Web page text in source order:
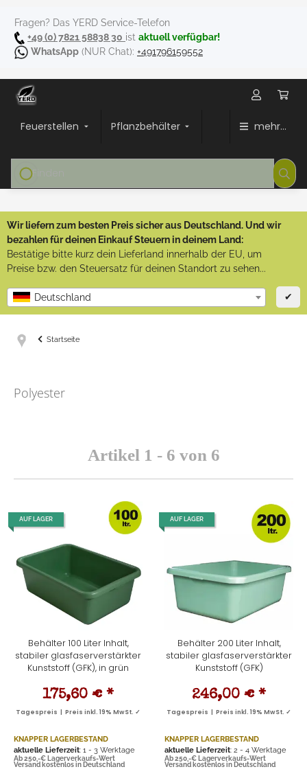
Fragen? Das YERD Service-Telefon
+49 (0) 7821 58838 30 ist aktuell verfügbar!
WhatsApp (NUR Chat): +491796159552
Feuerstellen Pflanzbehälter mehr...
Wir liefern zum besten Preis sicher aus Deutschland. Und wir
bezahlen für deinen Einkauf Steuern in deinem Land:
Bestätige bitte kurz dein Lieferland innerhalb der EU, um
Preise bzw. den Steuersatz für deinen Standort zu sehen...
Deutschland ✔
Startseite
Polyester
Artikel 1 - 6 von 6
AUF LAGER
Behälter 100 Liter Inhalt,
stabiler glasfaserverstärkter
Kunststoff (GFK), in grün
175,60 € *
Tagespreis | Preis inkl. 19% MwSt. ✓
KNAPPER LAGERBESTAND
aktuelle Lieferzeit: 1 - 3 Werktage
Ab 250,-€ Lagerverkaufs-Wert
Versand kostenlos in Deutschland
AUF LAGER
Behälter 200 Liter Inhalt,
stabiler glasfaserverstärkter
Kunststoff (GFK)
246,00 € *
Tagespreis | Preis inkl. 19% MwSt. ✓
KNAPPER LAGERBESTAND
aktuelle Lieferzeit: 2 - 4 Werktage
Ab 250,-€ Lagerverkaufs-Wert
Versand kostenlos in Deutschland